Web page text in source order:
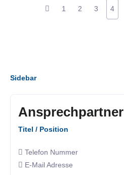
1 2 3 4
Sidebar
Ansprechpartner
Titel / Position
Telefon Nummer
E-Mail Adresse